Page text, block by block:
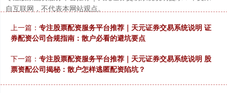
自互联网，不代表本网站观点。
上一篇： 专注股票配资服务平台推荐｜天元证券交易系统说明 证
券配资公司合规指南：散户必看的避坑要点
下一篇： 专注股票配资服务平台推荐｜天元证券交易系统说明 股
票资配公司揭秘：散户怎样逃匿配资陷坑？